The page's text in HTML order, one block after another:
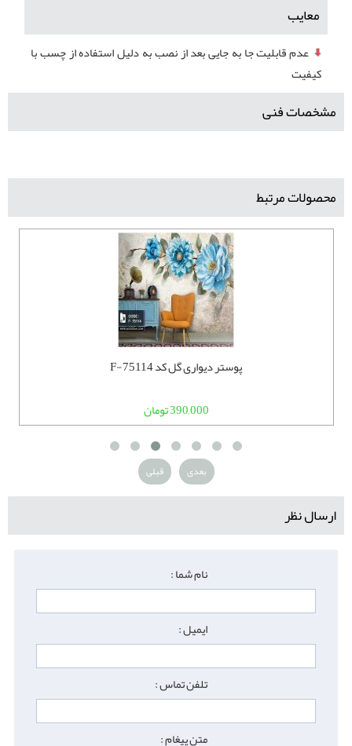
معایب
عدم قابلیت جا به جایی بعد از نصب به دلیل استفاده از چسب با
کیفیت
مشخصات فنی
محصولات مرتبط
پوستر دیواری گل کد F-75114
390,000 تومان
قبلی بعدی
ارسال نظر
نام شما :
ایمیل :
تلفن تماس :
متن پیغام :